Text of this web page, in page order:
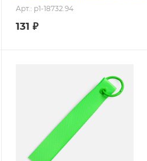
Арт.: p1-18732.94
131 ₽